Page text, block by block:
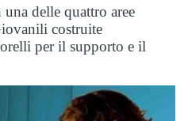
delle quattro aree
costruite
per il supporto e il